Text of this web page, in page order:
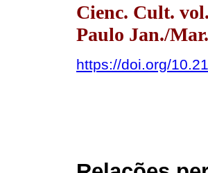
Cienc. Cult.
Paulo Jan./
https://doi.org/